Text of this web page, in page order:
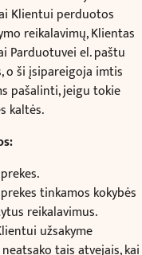
Klientui perduotos
reikalavimų, Klientas
Parduotuvei el. paštu
o ši įsipareigoja imtis
pašalinti, jeigu tokie
kaltės.
tinkamos kokybės
reikalavimus.
užsakyme
tais atvejais, kai